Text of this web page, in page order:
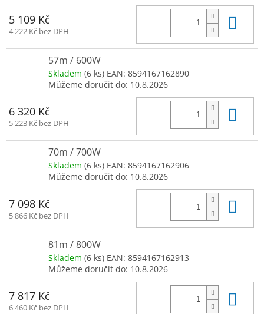
5 109 Kč
4 222 Kč bez DPH
57m / 600W
Skladem (6 ks) EAN: 8594167162890
Můžeme doručit do: 10.8.2026
6 320 Kč
5 223 Kč bez DPH
70m / 700W
Skladem (6 ks) EAN: 8594167162906
Můžeme doručit do: 10.8.2026
7 098 Kč
5 866 Kč bez DPH
81m / 800W
Skladem (6 ks) EAN: 8594167162913
Můžeme doručit do: 10.8.2026
7 817 Kč
6 460 Kč bez DPH